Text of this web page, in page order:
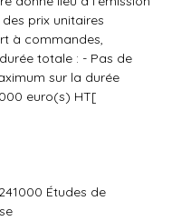
prix unitaires
à commandes,
totale : - Pas de
sur la durée
euro(s) HT[
Études de